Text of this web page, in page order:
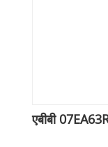
एबीबी